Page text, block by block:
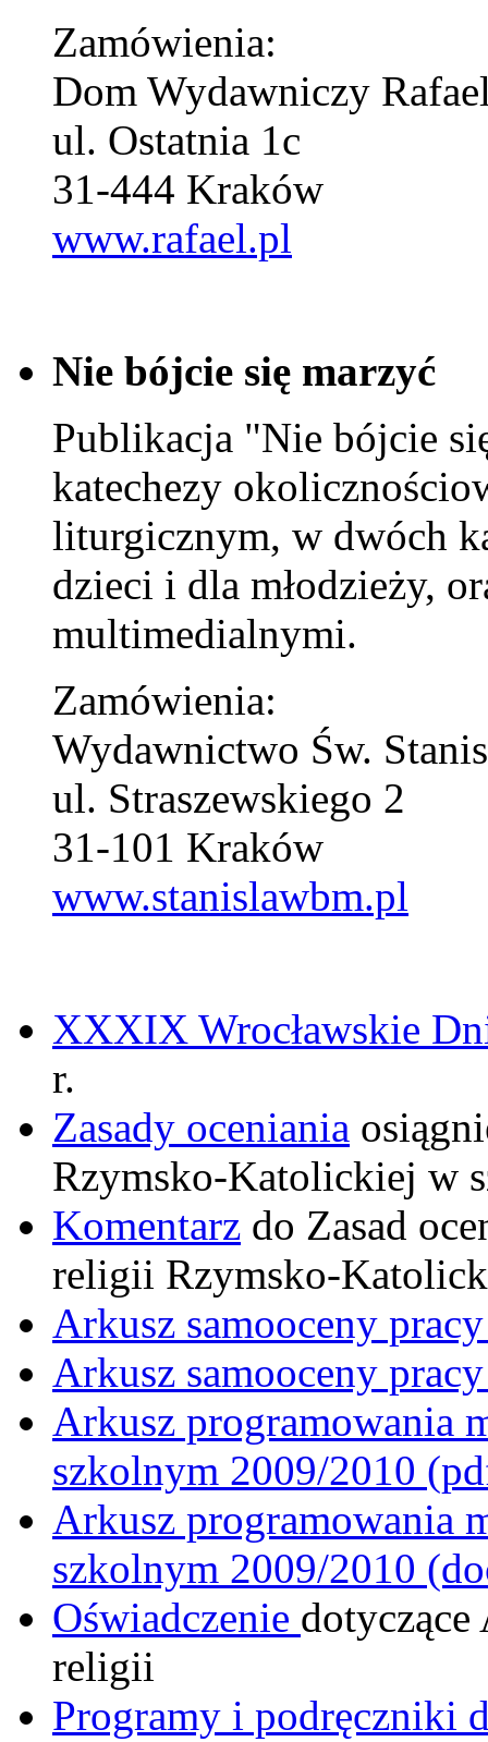
Zamówienia:
Dom Wydawniczy
ul. Ostatnia 1c
31-444 Kraków
www.rafael.pl
Nie bójcie się marzyć
Publikacja "Nie bójcie
katechezy
liturgicznym, w dwóch
dzieci i dla młodzieży,
multimedialnymi.
Zamówienia:
Wydawnictwo Św.
ul. Straszewskiego 2
31-101 Kraków
www.stanislawbm.pl
XXXIX Wrocławskie
r.
Zasady oceniania
Rzymsko-Katolickiej w
Komentarz do Zasad
religii Rzymsko-
Arkusz samooceny
Arkusz samooceny
Arkusz programowania
szkolnym 2009/2010
Arkusz programowania
szkolnym 2009/2010
Oświadczenie
religii
Programy i podręczniki